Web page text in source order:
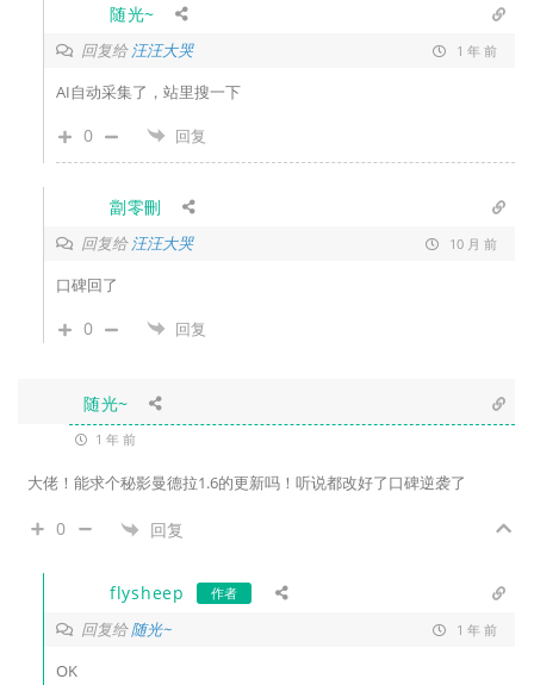
随光~
回复给汪汪大哭 1 年 前
AI自动采集了，站里搜一下
0 回复
劏零刪
回复给汪汪大哭 10 月 前
口碑回了
0 回复
随光~
1 年 前
大佬！能求个秘影曼德拉1.6的更新吗！听说都改好了口碑逆袭了
0 回复
flysheep 作者
回复给随光~ 1 年 前
OK